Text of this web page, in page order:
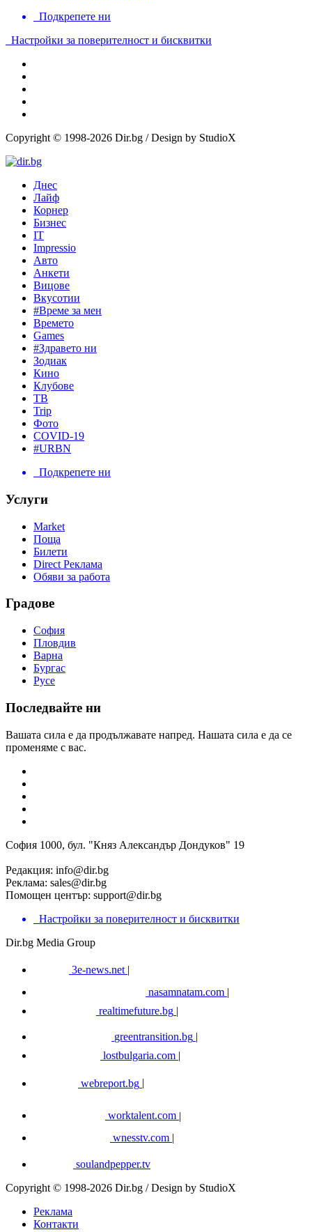
Подкрепете ни
Настройки за поверителност и бисквитки
Copyright © 1998-2026 Dir.bg / Design by StudioX
Днес
Лайф
Корнер
Бизнес
IT
Impressio
Авто
Анкети
Вицове
Вкусотии
#Време за мен
Времето
Games
#Здравето ни
Зодиак
Кино
Клубове
ТВ
Trip
Фото
COVID-19
#URBN
Подкрепете ни
Услуги
Market
Поща
Билети
Direct Реклама
Обяви за работа
Градове
София
Пловдив
Варна
Бургас
Русе
Последвайте ни
Вашата сила е да продължавате напред. Нашата сила е да се
променяме с вас.
София 1000, бул. "Княз Александър Дондуков" 19
Редакция: info@dir.bg
Реклама: sales@dir.bg
Помощен център: support@dir.bg
Настройки за поверителност и бисквитки
Dir.bg Media Group
3e-news.net |
nasamnatam.com |
realtimefuture.bg |
greentransition.bg |
lostbulgaria.com |
webreport.bg
worktalent.com |
wnesstv.com |
soulandpepper.tv
Copyright © 1998-2026 Dir.bg / Design by StudioX
Реклама
Контакти